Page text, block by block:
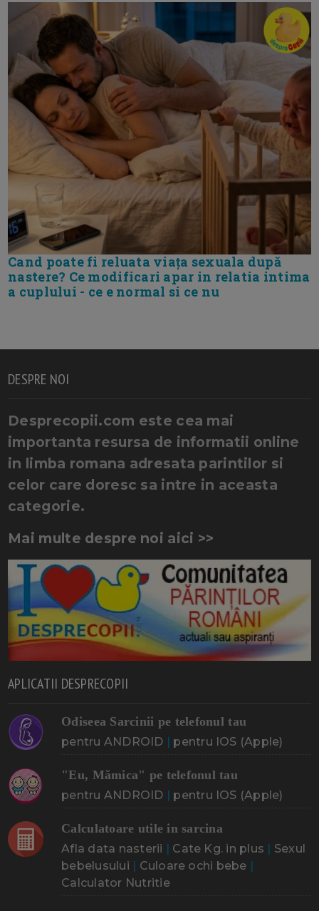
Cand poate fi reluata viața sexuala după
nastere? Ce modificari apar in relatia intima
a cuplului - ce e normal si ce nu
DESPRE NOI
Desprecopii.com este cea mai
importanta resursa de informatii online
in limba romana adresata parintilor si
celor care doresc sa intre in aceasta
categorie.
Mai multe despre noi aici >>
APLICATII DESPRECOPII
Odiseea Sarcinii pe telefonul tau
pentru ANDROID | pentru IOS (Apple)
"Eu, Mămica" pe telefonul tau
pentru ANDROID | pentru IOS (Apple)
Calculatoare utile in sarcina
Afla data nasterii | Cate Kg. in plus | Sexul
bebelusului | Culoare ochi bebe |
Calculator Nutritie